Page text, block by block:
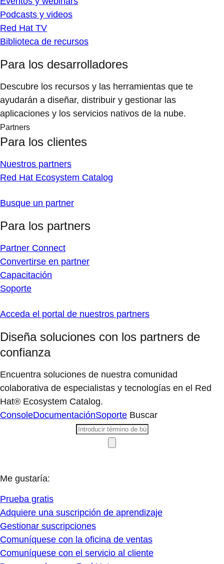
Podcasts y videos
Red Hat TV
Biblioteca de recursos
Para los desarrolladores
Descubre los recursos y las herramientas que te
ayudarán a diseñar, distribuir y gestionar las
aplicaciones y los servicios nativos de la nube.
Partners
Para los clientes
Nuestros partners
Red Hat Ecosystem Catalog
Busque un partner
Para los partners
Partner Connect
Convertirse en partner
Capacitación
Soporte
Acceda el portal de nuestros partners
Diseña soluciones con los partners de
confianza
Encuentra soluciones de nuestra comunidad
colaborativa de especialistas y tecnologías en el Red
Hat® Ecosystem Catalog.
ConsoleDocumentaciónSoporte Buscar
Me gustaría:
Prueba gratis
Adquiere una suscripción de aprendizaje
Gestionar suscripciones
Comuníquese con la oficina de ventas
Comuníquese con el servicio al cliente